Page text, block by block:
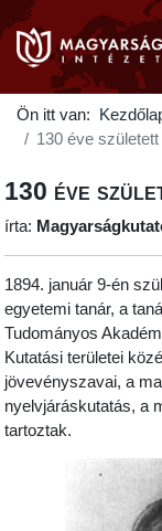
Ön itt van:
130 éve
130 éve
írta:
1894. január 9-én
egyetemi tanár, a
Tudományos
Kutatási területei
jövevényszavai, a
nyelvjáráskutatás, a
tartoztak.